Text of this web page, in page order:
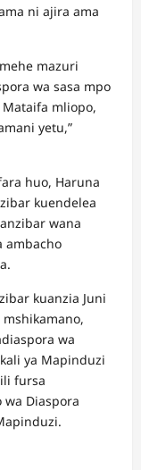
ni ajira ama
mazuri
wa sasa mpo
mliopo,
yetu,”
huo, Haruna
kuendelea
wana
ambacho
kuanzia Juni
wa
ya Mapinduzi
fursa
Diaspora